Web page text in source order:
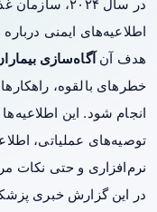
در سال ۲۰۲۴، سازمان غذا و داروی آمریکا (
اطلاعیه‌های ایمنی
هدف آن آگاه‌سازی
خطرهای بالقوه،
انجام شود. این
توصیه‌های عملیاتی،
نرم‌افزاری و حتی نکات
در این گزارش خبری